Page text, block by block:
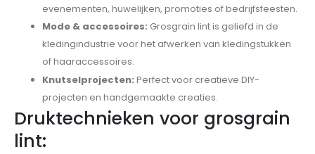
evenementen, huwelijken, promoties of bedrijfsfeesten.
Mode & accessoires: Grosgrain lint is geliefd in de
kledingindustrie voor het afwerken van kledingstukken
of haaraccessoires.
Knutselprojecten: Perfect voor creatieve DIY-
projecten en handgemaakte creaties.
Druktechnieken voor grosgrain
lint: